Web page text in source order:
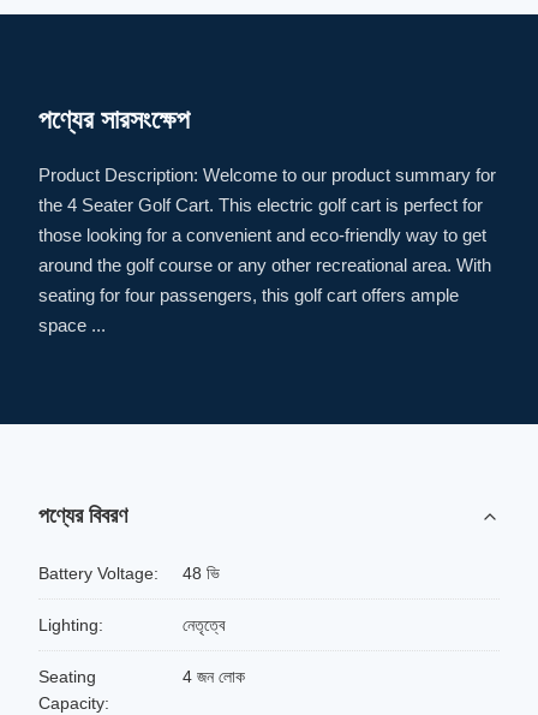
পণ্যের সারসংক্ষেপ
Product Description: Welcome to our product summary for
the 4 Seater Golf Cart. This electric golf cart is perfect for
those looking for a convenient and eco-friendly way to get
around the golf course or any other recreational area. With
seating for four passengers, this golf cart offers ample
space ...
পণ্যের বিবরণ
Battery Voltage: 48 ভি
Lighting: নেতৃত্বে
Seating
Capacity:
4 জন লোক